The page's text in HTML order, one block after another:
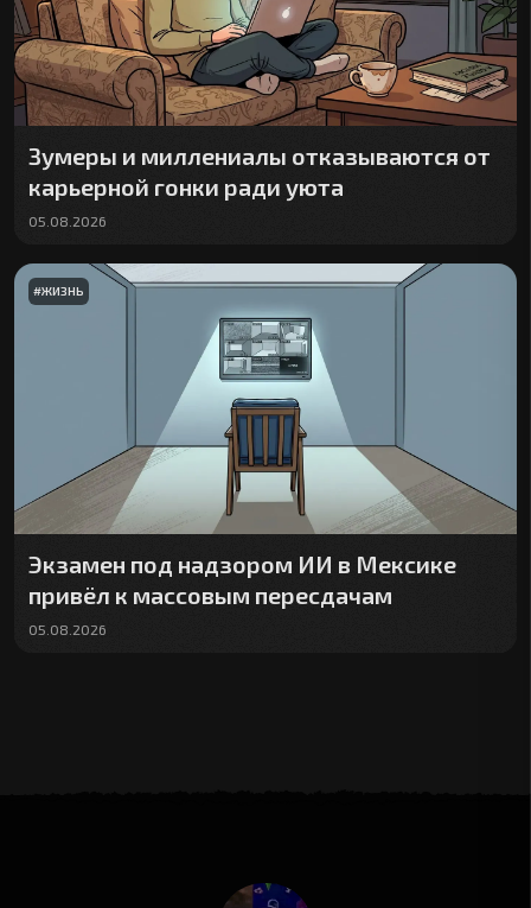
Зумеры и миллениалы отказываются от
карьерной гонки ради уюта
05.08.2026
#ЖИЗНЬ
Экзамен под надзором ИИ в Мексике
привёл к массовым пересдачам
05.08.2026